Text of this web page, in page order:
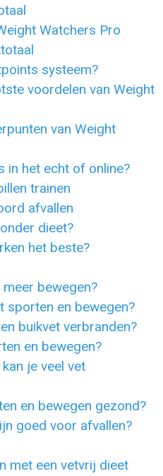
Watchers Pro
systeem?
voordelen van Weight
van Weight
in het echt of online?
trainen
afvallen
dieet?
het beste?
bewegen?
sporten en bewegen?
buikvet verbranden?
en bewegen?
je veel vet
en bewegen gezond?
goed voor afvallen?
met een vetvrij dieet